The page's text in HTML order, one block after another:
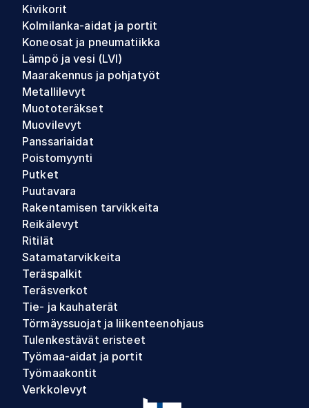
Kivikorit
Kolmilanka-aidat ja portit
Koneosat ja pneumatiikka
Lämpö ja vesi (LVI)
Maarakennus ja pohjatyöt
Metallilevyt
Muototeräkset
Muovilevyt
Panssariaidat
Poistomyynti
Putket
Puutavara
Rakentamisen tarvikkeita
Reikälevyt
Ritilät
Satamatarvikkeita
Teräspalkit
Teräsverkot
Tie- ja kauhaterät
Törmäyssuojat ja liikenteenohjaus
Tulenkestävät eristeet
Työmaa-aidat ja portit
Työmaakontit
Verkkolevyt